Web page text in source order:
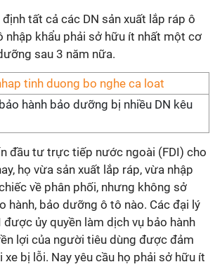
định tất cả các DN sản xuất lắp ráp ô
nhập khẩu phải sở hữu ít nhất một cơ
sau 3 năm nữa.
hành bảo dưỡng bị nhiều DN kêu
đầu tư trực tiếp nước ngoài (FDI) cho
họ vừa sản xuất lắp ráp, vừa nhập
về phân phối, nhưng không sở
hành, bảo dưỡng ô tô nào. Các đại lý
được ủy quyền làm dịch vụ bảo hành
lợi của người tiêu dùng được đảm
xe bị lỗi. Nay yêu cầu họ phải sở hữu ít